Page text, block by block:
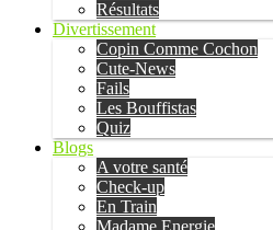
Résultats
Divertissement
Copin Comme Cochon
Cute-News
Fails
Les Bouffistas
Quiz
Blogs
A votre santé
Check-up
En Train
Madame Energie